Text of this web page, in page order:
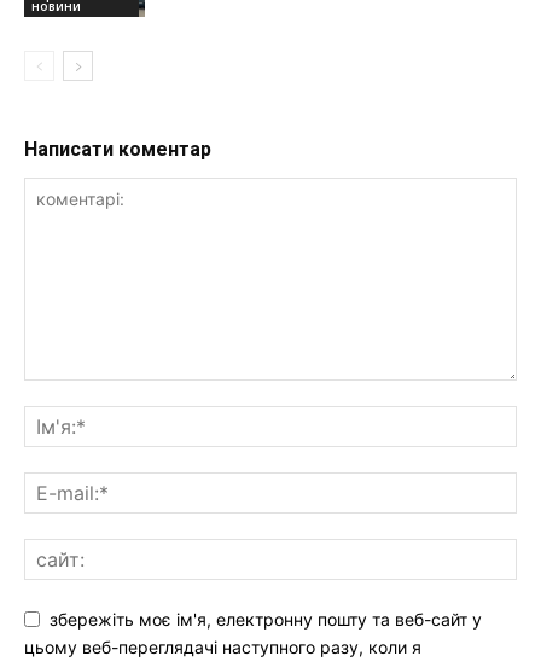
новини
Написати коментар
збережіть моє ім'я, електронну пошту та веб-сайт у
цьому веб-переглядачі наступного разу, коли я